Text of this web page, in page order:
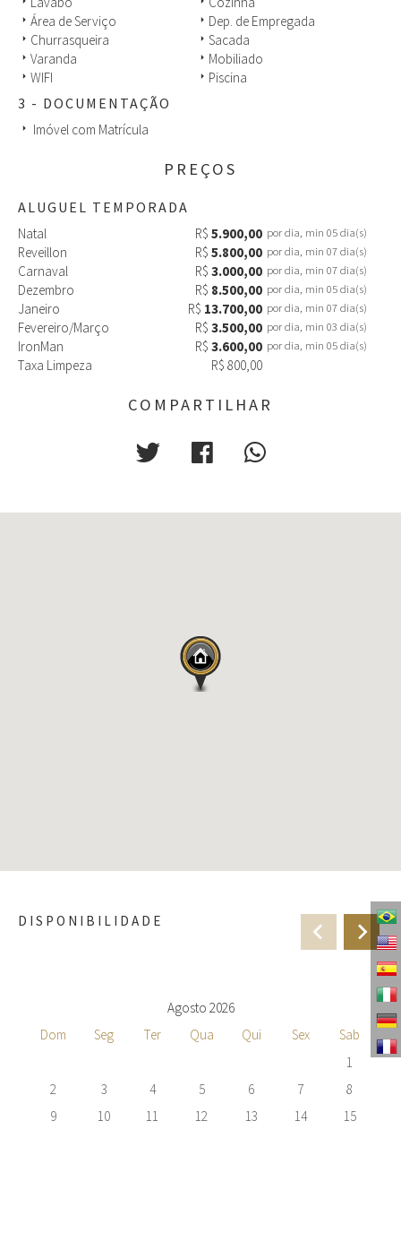
comércio geral e transporte.
Casa perfeita para passar as férias e aproveitar tudo de bom que
há em Florianópolis, além de ser na badalada praia de Jurerê
Internacional. Muito aconchegante e espaçosa.
Nossa equipe de locação e venda estará disponível a qualquer
momento para sanar duvidas.
VENDA: ESTUDA-SE PARCELAMENTO E APARTAMENTO EM JURERÊ
arrow_right Área de Serviço arrow_right Dep. de Empregada
arrow_right Churrasqueira arrow_right Sacada
arrow_right Varanda arrow_right Mobiliado
arrow_right WIFI arrow_right Piscina
3 - DOCUMENTAÇÃO
arrow_right Imóvel com Matrícula
PREÇOS
ALUGUEL TEMPORADA
Natal R$ 5.900,00 por dia, min 05 dia(s)
Reveillon R$ 5.800,00 por dia, min 07 dia(s)
Carnaval R$ 3.000,00 por dia, min 07 dia(s)
Dezembro R$ 8.500,00 por dia, min 05 dia(s)
Janeiro R$ 13.700,00 por dia, min 07 dia(s)
Fevereiro/Março R$ 3.500,00 por dia, min 03 dia(s)
IronMan R$ 3.600,00 por dia, min 05 dia(s)
Taxa Limpeza R$ 800,00
COMPARTILHAR
DISPONIBILIDADE
Agosto 2026
Dom
Seg Ter Qua Qui Sex
Sab
1
2
3 4 5 6 7
8
9
10 11 12 13 14
15